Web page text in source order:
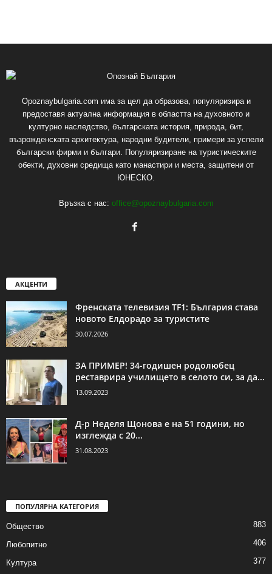
Opoznaybulgaria.com има за цел да образова, популяризира и
предоставя актуална информация в областта на духовното и
културно наследство, българската история, природа, бит,
възрожденската архитектура, народни будители, примери за успели
български фирми и българи. Популяризиране на туристическите
обекти, духовни средища като манастири и места, защитени от
ЮНЕСКО.
Връзка с нас: office@opoznaybulgaria.com
АКЦЕНТИ
Френската телевизия TF1: България става
новото Елдорадо за туристите
30.07.2026
ЗА ПРИМЕР! 34-годишен родолюбец
реставрира училището в селото си, за да...
13.09.2023
Д-р Неделя Щонова е на 51 години, но
изглежда с 20...
31.08.2023
ПОПУЛЯРНА КАТЕГОРИЯ
Общество 883
Любопитно 406
Култура 377